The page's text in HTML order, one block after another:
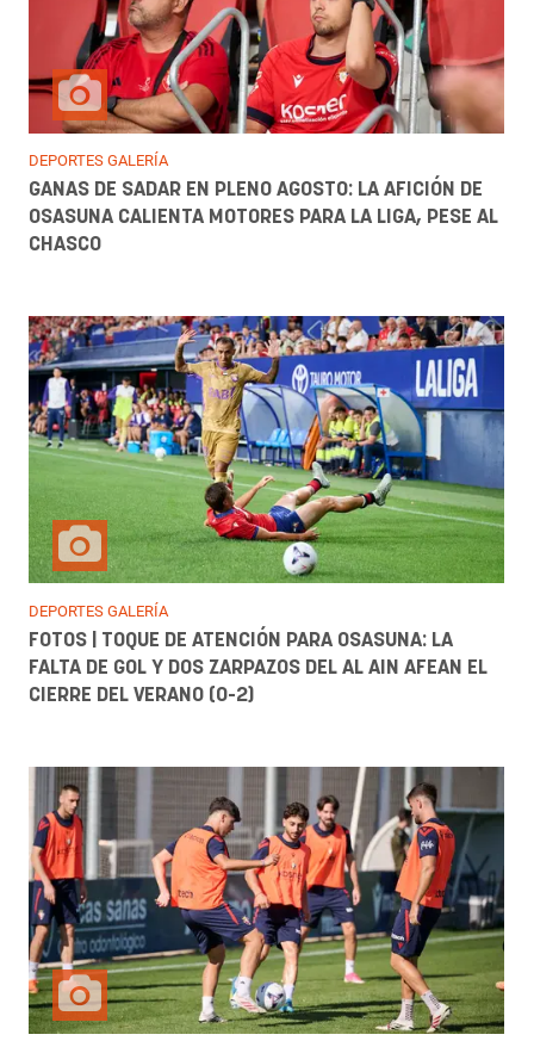
DEPORTES GALERÍA
GANAS DE SADAR EN PLENO AGOSTO: LA AFICIÓN DE
OSASUNA CALIENTA MOTORES PARA LA LIGA, PESE AL
CHASCO
DEPORTES GALERÍA
FOTOS | TOQUE DE ATENCIÓN PARA OSASUNA: LA
FALTA DE GOL Y DOS ZARPAZOS DEL AL AIN AFEAN EL
CIERRE DEL VERANO (0-2)